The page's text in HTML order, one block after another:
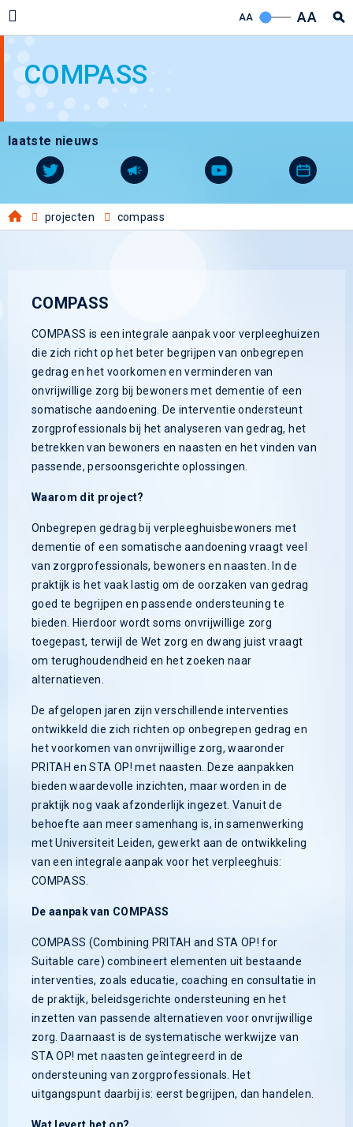
AA AA
COMPASS
laatste nieuws
projecten compass
COMPASS
COMPASS is een integrale aanpak voor verpleeghuizen
die zich richt op het beter begrijpen van onbegrepen
gedrag en het voorkomen en verminderen van
onvrijwillige zorg bij bewoners met dementie of een
somatische aandoening. De interventie ondersteunt
zorgprofessionals bij het analyseren van gedrag, het
betrekken van bewoners en naasten en het vinden van
passende, persoonsgerichte oplossingen.
Waarom dit project?
Onbegrepen gedrag bij verpleeghuisbewoners met
dementie of een somatische aandoening vraagt veel
van zorgprofessionals, bewoners en naasten. In de
praktijk is het vaak lastig om de oorzaken van gedrag
goed te begrijpen en passende ondersteuning te
bieden. Hierdoor wordt soms onvrijwillige zorg
toegepast, terwijl de Wet zorg en dwang juist vraagt
om terughoudendheid en het zoeken naar
alternatieven.
De afgelopen jaren zijn verschillende interventies
ontwikkeld die zich richten op onbegrepen gedrag en
het voorkomen van onvrijwillige zorg, waaronder
PRITAH en STA OP! met naasten. Deze aanpakken
bieden waardevolle inzichten, maar worden in de
praktijk nog vaak afzonderlijk ingezet. Vanuit de
behoefte aan meer samenhang is, in samenwerking
met Universiteit Leiden, gewerkt aan de ontwikkeling
van een integrale aanpak voor het verpleeghuis:
COMPASS.
De aanpak van COMPASS
COMPASS (Combining PRITAH and STA OP! for
Suitable care) combineert elementen uit bestaande
interventies, zoals educatie, coaching en consultatie in
de praktijk, beleidsgerichte ondersteuning en het
inzetten van passende alternatieven voor onvrijwillige
zorg. Daarnaast is de systematische werkwijze van
STA OP! met naasten geïntegreerd in de
ondersteuning van zorgprofessionals. Het
uitgangspunt daarbij is: eerst begrijpen, dan handelen.